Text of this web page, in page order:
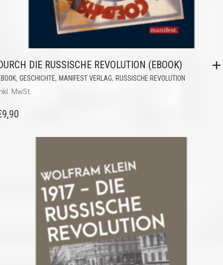
DIE RUSSISCHE REVOLUTION (EBOOK)
, GESCHICHTE, MANIFEST VERLAG, RUSSISCHE REVOLUTION
MwSt.
9,90